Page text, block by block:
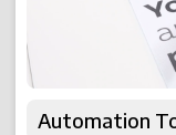
Automation